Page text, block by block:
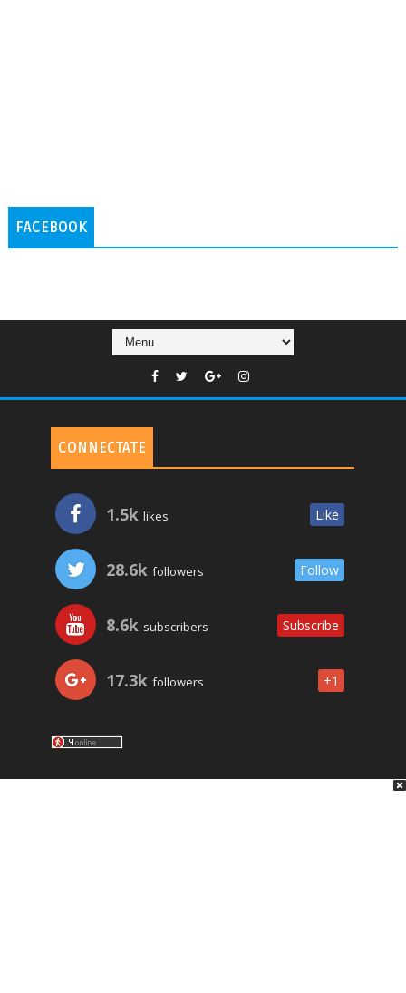
FACEBOOK
CONNECTATE
1.5k likes Like
28.6k followers Follow
8.6k subscribers Subscribe
17.3k followers +1